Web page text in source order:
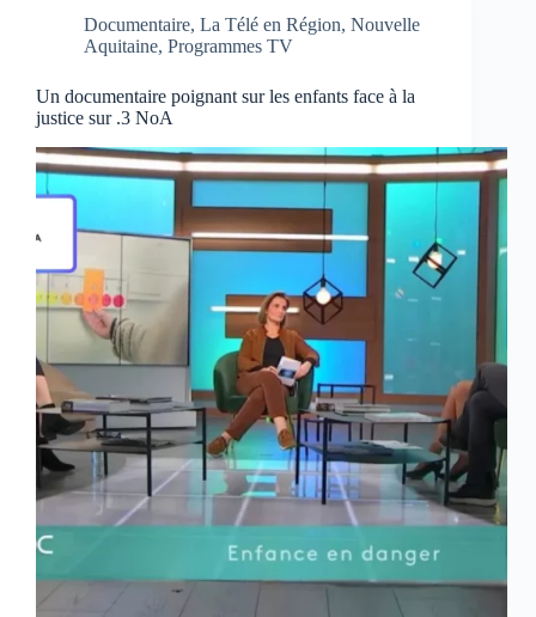
Documentaire, La Télé en Région, Nouvelle
Aquitaine, Programmes TV
Un documentaire poignant sur les enfants face à la
justice sur .3 NoA